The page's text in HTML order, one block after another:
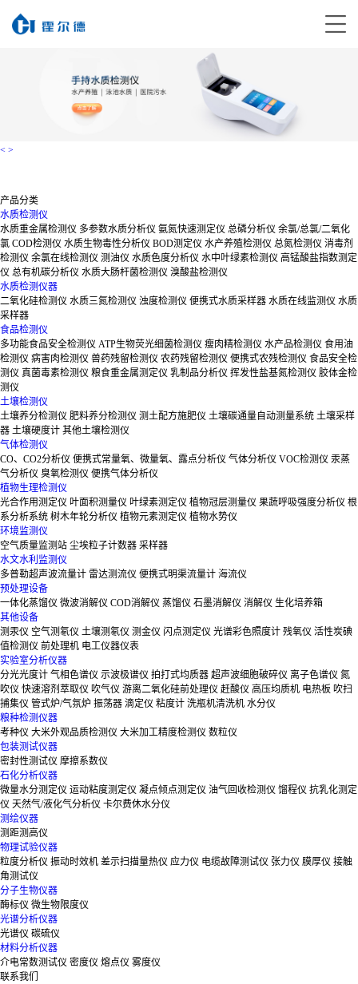
< >
产品分类
水质检测仪
水质重金属检测仪 多参数水质分析仪 氨氮快速测定仪 总磷分析仪 余氯/总氯/二氧化
氯 COD检测仪 水质生物毒性分析仪 BOD测定仪 水产养殖检测仪 总氮检测仪 消毒剂
检测仪 余氯在线检测仪 测油仪 水质色度分析仪 水中叶绿素检测仪 高锰酸盐指数测定
仪 总有机碳分析仪 水质大肠杆菌检测仪 溴酸盐检测仪
水质检测仪器
二氧化硅检测仪 水质三氮检测仪 浊度检测仪 便携式水质采样器 水质在线监测仪 水质
采样器
食品检测仪
多功能食品安全检测仪 ATP生物荧光细菌检测仪 瘦肉精检测仪 水产品检测仪 食用油
检测仪 病害肉检测仪 兽药残留检测仪 农药残留检测仪 便携式农残检测仪 食品安全检
测仪 真菌毒素检测仪 粮食重金属测定仪 乳制品分析仪 挥发性盐基氮检测仪 胶体金检
测仪
土壤检测仪
土壤养分检测仪 肥料养分检测仪 测土配方施肥仪 土壤碳通量自动测量系统 土壤采样
器 土壤硬度计 其他土壤检测仪
气体检测仪
CO、CO2分析仪 便携式常量氧、微量氧、露点分析仪 气体分析仪 VOC检测仪 汞蒸
气分析仪 臭氧检测仪 便携气体分析仪
植物生理检测仪
光合作用测定仪 叶面积测量仪 叶绿素测定仪 植物冠层测量仪 果蔬呼吸强度分析仪 根
系分析系统 树木年轮分析仪 植物元素测定仪 植物水势仪
环境监测仪
空气质量监测站 尘埃粒子计数器 采样器
水文水利监测仪
多普勒超声波流量计 雷达测流仪 便携式明渠流量计 海流仪
预处理设备
一体化蒸馏仪 微波消解仪 COD消解仪 蒸馏仪 石墨消解仪 消解仪 生化培养箱
其他设备
测汞仪 空气测氡仪 土壤测氡仪 测金仪 闪点测定仪 光谱彩色照度计 残氧仪 活性炭碘
值检测仪 前处理机 电工仪器仪表
实验室分析仪器
分光光度计 气相色谱仪 示波极谱仪 拍打式均质器 超声波细胞破碎仪 离子色谱仪 氮
吹仪 快速溶剂萃取仪 吹气仪 游离二氧化硅前处理仪 赶酸仪 高压均质机 电热板 吹扫
捕集仪 管式炉/气氛炉 振荡器 滴定仪 粘度计 洗瓶机清洗机 水分仪
粮种检测仪器
考种仪 大米外观品质检测仪 大米加工精度检测仪 数粒仪
包装测试仪器
密封性测试仪 摩擦系数仪
石化分析仪器
微量水分测定仪 运动粘度测定仪 凝点倾点测定仪 油气回收检测仪 馏程仪 抗乳化测定
仪 天然气/液化气分析仪 卡尔费休水分仪
测绘仪器
测距测高仪
物理试验仪器
粒度分析仪 振动时效机 差示扫描量热仪 应力仪 电缆故障测试仪 张力仪 膜厚仪 接触
角测试仪
分子生物仪器
酶标仪 微生物限度仪
光谱分析仪器
光谱仪 碳硫仪
材料分析仪器
介电常数测试仪 密度仪 熔点仪 雾度仪
联系我们